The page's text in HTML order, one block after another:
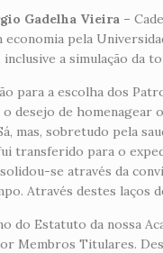
Gadelha Vieira –
economia pela
a simulação da
para a escolha dos
desejo de homenagear
mas, sobretudo pela
transferido para o
se através da
Através destes laços
do Estatuto da nossa
Membros Titulares.